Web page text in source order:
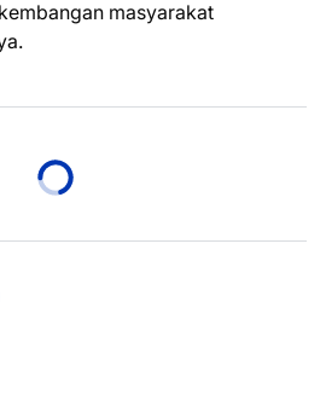
masyarakat